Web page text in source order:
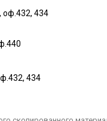
оф.432, 434
434